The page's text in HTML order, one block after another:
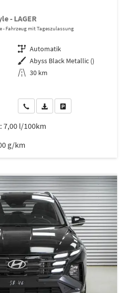
- LAGER
Fahrzeug mit Tageszulassung
Getriebe Automatik
Außenfarbe Abyss Black Metallic ()
Kilometerstand 30 km
Wir rufen Sie anPDF-Datei, Fahrzeugexposé
7,00 l/100km
g/km